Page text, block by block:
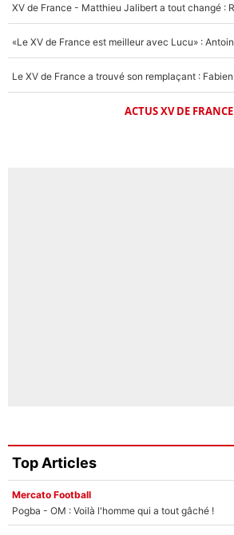
ACTUS XV DE FRANCE
Top Articles
Mercato Football
Pogba - OM : Voilà l'homme qui a tout gâché !